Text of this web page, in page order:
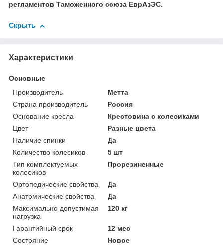
регламентов Таможенного союза ЕврАзЭС.
Скрыть
Характеристики
Основные
Производитель
Метта
Страна производитель
Россия
Основание кресла
Крестовина с колесиками
Цвет
Разные цвета
Наличие спинки
Да
Количество колесиков
5 шт
Тип комплектуемых
колесиков
Прорезиненные
Ортопедические свойства
Да
Анатомические свойства
Да
Максимально допустимая
нагрузка
120 кг
Гарантийный срок
12 мес
Состояние
Новое